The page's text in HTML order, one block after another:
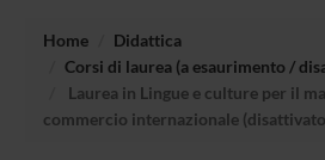
Home
Didattica
Corsi di laurea (a esaurimento /
Laurea in Lingue e culture per il
commercio internazionale